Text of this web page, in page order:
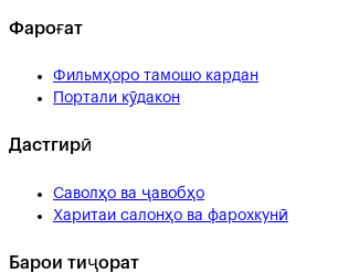
Фароғат
Фильмҳоро тамошо кардан
Портали кӯдакон
Дастгирӣ
Саволҳо ва ҷавобҳо
Харитаи салонҳо ва фарохкунӣ
Барои тиҷорат